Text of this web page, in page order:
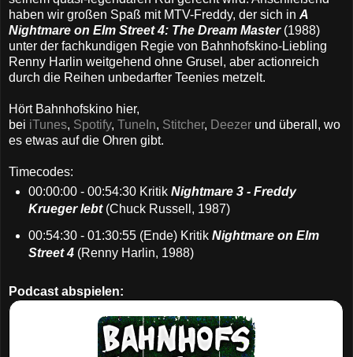
haben wir großen Spaß mit MTV-Freddy, der sich in A
Nightmare on Elm Street 4: The Dream Master(1988)
unter der fachkundigen Regie von Bahnhofskino-Liebling
Renny Harlin weitgehend ohne Grusel, aber actionreich
durch die Reihen unbedarfter Teenies metzelt.
Hört Bahnhofskino hier,
bei iTunes, Spotify, TuneIn, Stitcher, Deezer und überall, wo
es etwas auf die Ohren gibt.
Timecodes:
00:00:00 - 00:54:30 Kritik Nightmare 3 - Freddy
Krueger lebt(Chuck Russell, 1987)
00:54:30 - 01:30:55 (Ende) Kritik Nightmare on Elm
Street 4(Renny Harlin, 1988)
Podcast abspielen: